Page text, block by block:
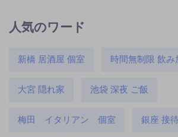
人気のワード
新橋 居酒屋 個室 時間無制限 飲み
大宮 隠れ家 池袋 深夜 ご飯
梅田 イタリアン 個室 銀座 接